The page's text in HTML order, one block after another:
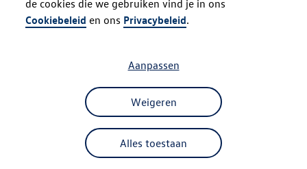
de cookies die we gebruiken vind je in ons
Cookiebeleid en ons Privacybeleid.
Alles toestaan
Weigeren
Aanpassen
Oops!
Something went wrong. Please try
refreshing the app
Refresh